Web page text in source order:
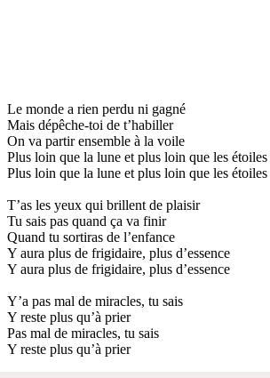
Le monde a rien perdu ni gagné
Mais dépêche-toi de t’habiller
On va partir ensemble à la voile
Plus loin que la lune et plus loin que les étoiles
Plus loin que la lune et plus loin que les étoiles
T’as les yeux qui brillent de plaisir
Tu sais pas quand ça va finir
Quand tu sortiras de l’enfance
Y aura plus de frigidaire, plus d’essence
Y aura plus de frigidaire, plus d’essence
Y’a pas mal de miracles, tu sais
Y reste plus qu’à prier
Pas mal de miracles, tu sais
Y reste plus qu’à prier